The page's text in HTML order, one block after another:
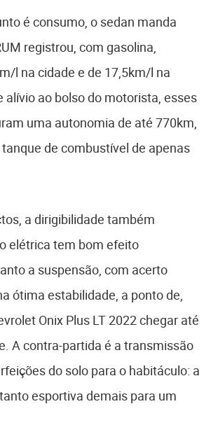
é consumo, o sedan manda
registrou, com gasolina,
l na cidade e de 17,5km/l na
alívio ao bolso do motorista, esses
uma autonomia de até 770km,
de combustível de apenas
a dirigibilidade também
elétrica tem bom efeito
a suspensão, com acerto
ótima estabilidade, a ponto de,
Onix Plus LT 2022 chegar até
A contra-partida é a transmissão
do solo para o habitáculo: a
esportiva demais para um